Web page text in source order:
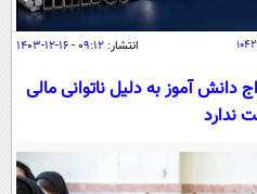
اقتصادی
خودرو
جامعه
خارجی
انتشار: ۰۹:۱۲ - ۱۶-۱۲-۱۴۰۳
آموز به دلیل ناتوانی مالی
ندارد